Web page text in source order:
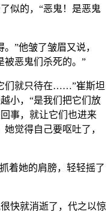
似的，“恶鬼！是恶鬼
”他皱了皱眉又说，
恶鬼们杀死的。”
们就只待在……”崔斯坦
小，“是我们把它们放
事，就让它们也进来
觉得自己要呕吐了，
着她的肩膀，轻轻摇了
快就消逝了，代之以惊